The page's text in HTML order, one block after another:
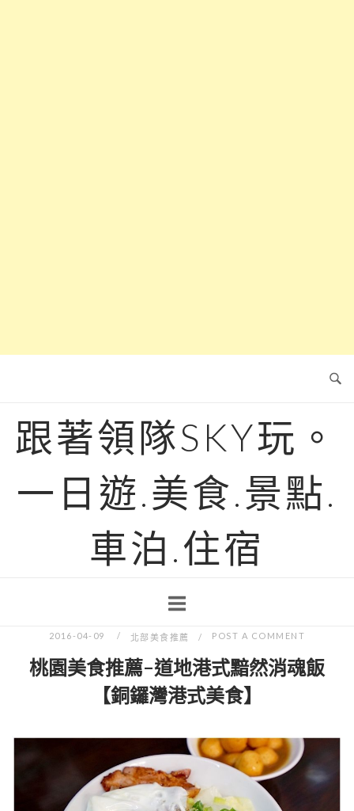
跟著領隊SKY玩。
一日遊.美食.景點.
車泊.住宿
2016-04-09 北部美食推薦 POST A COMMENT
桃園美食推薦-道地港式黯然消魂飯
【銅鑼灣港式美食】